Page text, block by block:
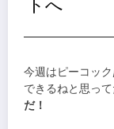
トへ
今週はピーコッ
できるねと思っ
だ！